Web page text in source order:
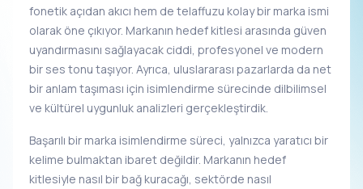
fonetik açıdan akıcı hem de telaffuzu kolay bir marka ismi
olarak öne çıkıyor. Markanın hedef kitlesi arasında güven
uyandırmasını sağlayacak ciddi, profesyonel ve modern
bir ses tonu taşıyor. Ayrıca, uluslararası pazarlarda da net
bir anlam taşıması için isimlendirme sürecinde dilbilimsel
ve kültürel uygunluk analizleri gerçekleştirdik.
Başarılı bir marka isimlendirme süreci, yalnızca yaratıcı bir
kelime bulmaktan ibaret değildir. Markanın hedef
kitlesiyle nasıl bir bağ kuracağı, sektörde nasıl